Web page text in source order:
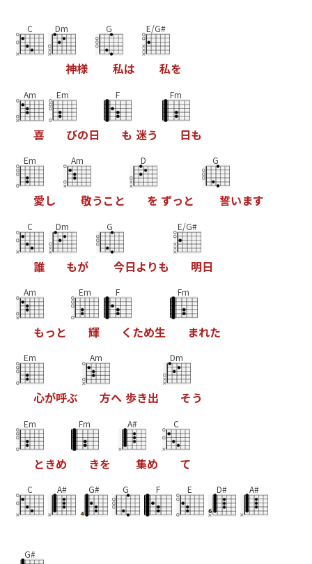
C Dm
神様
G
私は
E/G#
私を
Am
喜
Em
びの日
F
も 迷う
Fm
日も
Em
愛し
Am
敬う こ と
D
を ずっ と
G
誓います
C
誰
Dm
もが
G
今日よ りも
E/G#
明日
Am
もっ と
Em
輝
F
く ため生
Fm
まれた
Em
心が呼ぶ
Am
方へ 歩き出
Dm
そう
Em
ときめ
Fm
きを
A#
集め
C
て
C A# G# G F E D# A#
G#